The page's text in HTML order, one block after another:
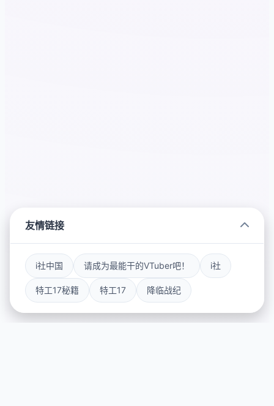
友情链接
i社中国 请成为最能干的VTuber吧！ i社
特工17秘籍 特工17 降临战纪